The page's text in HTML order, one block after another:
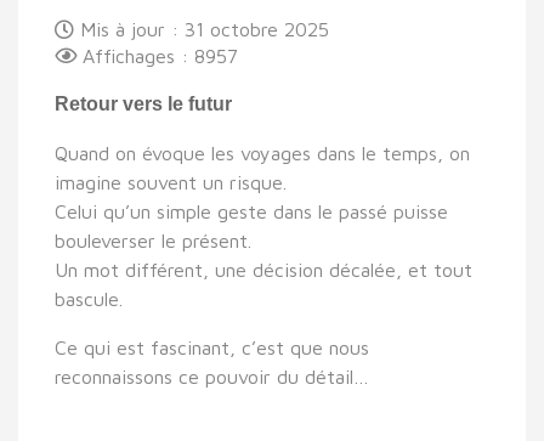
Mis à jour : 31 octobre 2025
Affichages : 8957
Retour vers le futur
Quand on évoque les voyages dans le temps, on
imagine souvent un risque.
Celui qu’un simple geste dans le passé puisse
bouleverser le présent.
Un mot différent, une décision décalée, et tout
bascule.
Ce qui est fascinant, c’est que nous
reconnaissons ce pouvoir du détail…